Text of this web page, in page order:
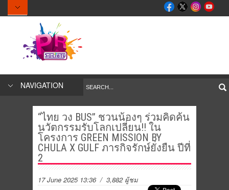
NAVIGATION
“ไทย วง BUS” ชวนน้องๆ ร่วมคิดค้น
นวัตกรรมรับโลกเปลี่ยน!! ใน
โครงการ GREEN MISSION BY
CHULA X GULF ภารกิจรักษ์ยั่งยืน ปีที่
2
17 June 2025 13:36/ 3,882 ผู้ชม